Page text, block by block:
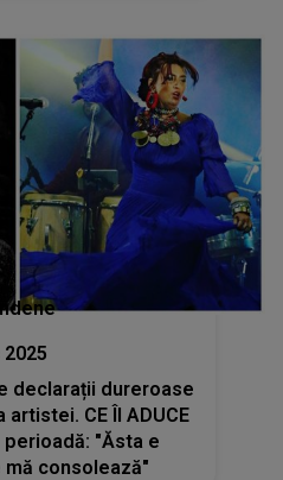
declarații dureroase
CE ÎI ADUCE
perioadă: "Ăsta e
consolează"